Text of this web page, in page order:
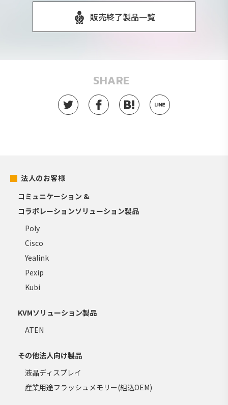
販売終了製品一覧
SHARE
法人のお客様
コミュニケーション &
コラボレーションソリューション製品
Poly
Cisco
Yealink
Pexip
Kubi
KVMソリューション製品
ATEN
その他法人向け製品
液晶ディスプレイ
産業用途フラッシュメモリー(組込OEM)